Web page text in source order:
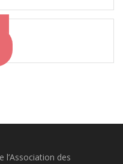
l’Association des